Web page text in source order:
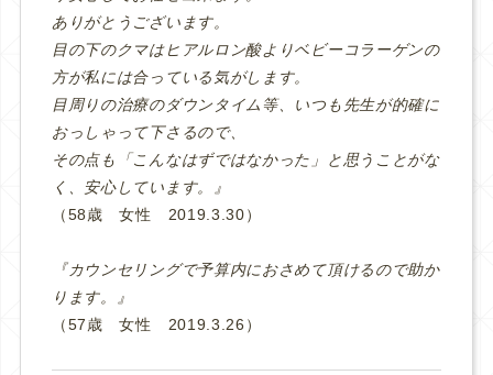
ありがとうございます。
目の下のクマはヒアルロン酸よりベビーコラーゲンの
方が私には合っている気がします。
目周りの治療のダウンタイム等、いつも先生が的確に
おっしゃって下さるので、
その点も「こんなはずではなかった」と思うことがな
く、安心しています。』
（58歳 女性 2019.3.30）
『カウンセリングで予算内におさめて頂けるので助か
ります。』
（57歳 女性 2019.3.26）